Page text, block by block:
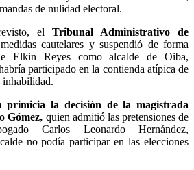
de nulidad electoral.
el Tribunal Administrativo de
cautelares y suspendió de forma
Elkin Reyes como alcalde de Oiba,
participado en la contienda atípica de
inhabilidad.
primicia la decisión de la magistrada
Gómez, quien admitió las pretensiones de
Carlos Leonardo Hernández,
no podía participar en las elecciones